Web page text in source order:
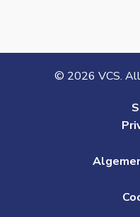
© 2026 VCS.